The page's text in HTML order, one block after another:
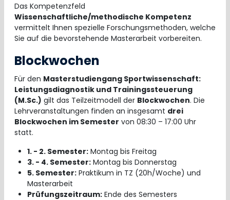
Das Kompetenzfeld
Wissenschaftliche/methodische Kompetenz
vermittelt Ihnen spezielle Forschungsmethoden, welche
Sie auf die bevorstehende Masterarbeit vorbereiten.
Blockwochen
Für den Masterstudiengang Sportwissenschaft:
Leistungsdiagnostik und Trainingssteuerung
(M.Sc.) gilt das Teilzeitmodell der Blockwochen. Die
Lehrveranstaltungen finden an insgesamt drei
Blockwochen im Semester von 08:30 – 17:00 Uhr
statt.
1. - 2. Semester: Montag bis Freitag
3. - 4. Semester: Montag bis Donnerstag
5. Semester: Praktikum in TZ (20h/Woche) und
Masterarbeit
Prüfungszeitraum: Ende des Semesters